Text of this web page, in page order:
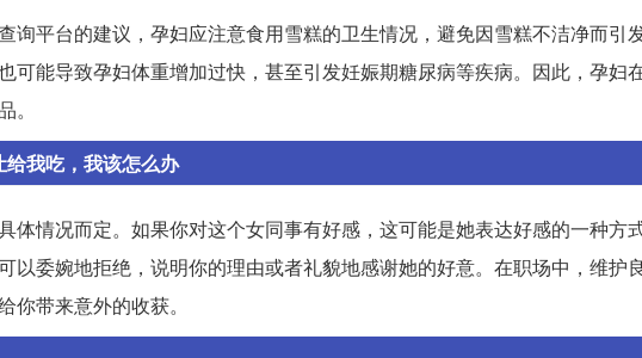
询平台的建议，孕妇应注意食用雪糕的卫生情况，避免因雪糕不洁净而引
可能导致孕妇体重增加过快，甚至引发妊娠期糖尿病等疾病。因此，孕妇
我吃，我该怎么办
体情况而定。如果你对这个女同事有好感，这可能是她表达好感的一种方
以委婉地拒绝，说明你的理由或者礼貌地感谢她的好意。在职场中，维护
带来意外的收获。